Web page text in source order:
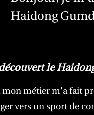
Haidong
le
mon métier m'a fait
vers un sport de